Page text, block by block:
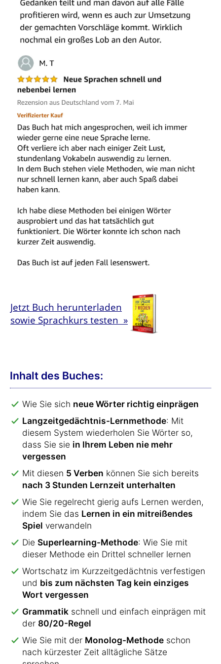
Jetzt Buch herunterladen
sowie Sprachkurs testen »
Inhalt des Buches:
Wie Sie sich neue Wörter richtig einprägen
Langzeitgedächtnis-Lernmethode: Mit
diesem System wiederholen Sie Wörter so,
dass Sie sie in Ihrem Leben nie mehr
vergessen
Mit diesen 5 Verben können Sie sich bereits
nach 3 Stunden Lernzeit unterhalten
Wie Sie regelrecht gierig aufs Lernen werden,
indem Sie das Lernen in ein mitreißendes
Spiel verwandeln
Die Superlearning-Methode: Wie Sie mit
dieser Methode ein Drittel schneller lernen
Wortschatz im Kurzzeitgedächtnis verfestigen
und bis zum nächsten Tag kein einziges
Wort vergessen
Grammatik schnell und einfach einprägen mit
der 80/20-Regel
Wie Sie mit der Monolog-Methode schon
nach kürzester Zeit alltägliche Sätze